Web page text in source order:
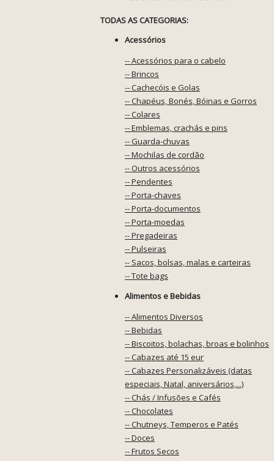
TODAS AS CATEGORIAS:
Acessórios
-- Acessórios para o cabelo
-- Brincos
-- Cachecóis e Golas
-- Chapéus, Bonés, Bóinas e Gorros
-- Colares
-- Emblemas, crachás e pins
-- Guarda-chuvas
-- Mochilas de cordão
-- Outros acessórios
-- Pendentes
-- Porta-chaves
-- Porta-documentos
-- Porta-moedas
-- Pregadeiras
-- Pulseiras
-- Sacos, bolsas, malas e carteiras
-- Tote bags
Alimentos e Bebidas
-- Alimentos Diversos
-- Bebidas
-- Biscoitos, bolachas, broas e bolinhos
-- Cabazes até 15 eur
-- Cabazes Personalizáveis (datas
especiais, Natal, aniversários,...)
-- Chás / Infusões e Cafés
-- Chocolates
-- Chutneys, Temperos e Patés
-- Doces
-- Frutos Secos